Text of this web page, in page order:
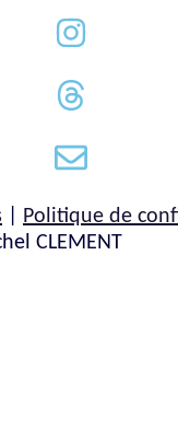
Politique de
CLEMENT